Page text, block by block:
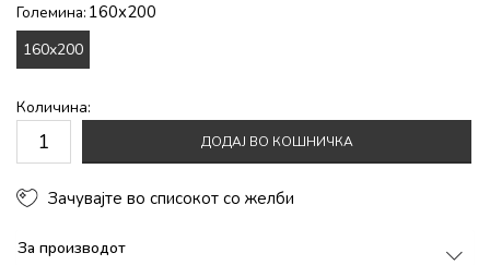
Големина: 160x200
160x200
Количина:
ДОДАЈ ВО КОШНИЧКА
Зачувајте во списокот со желби
За производот